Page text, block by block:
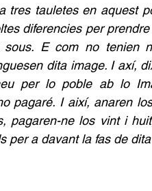
tres tauletes en aquest
diferencies per
E com no tenien
dita image. I axí,
per lo poble ab lo
pagaré. I així, anaren
pagaren-ne los vint i
per a davant la fas de dita